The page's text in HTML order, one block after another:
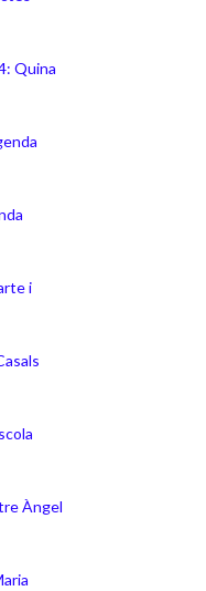
Quina
i
Àngel